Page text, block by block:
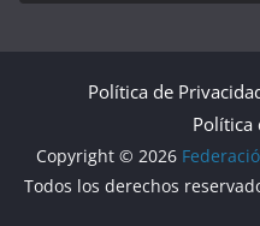
Política de
Política
Copyright © 2026
Todos los derechos